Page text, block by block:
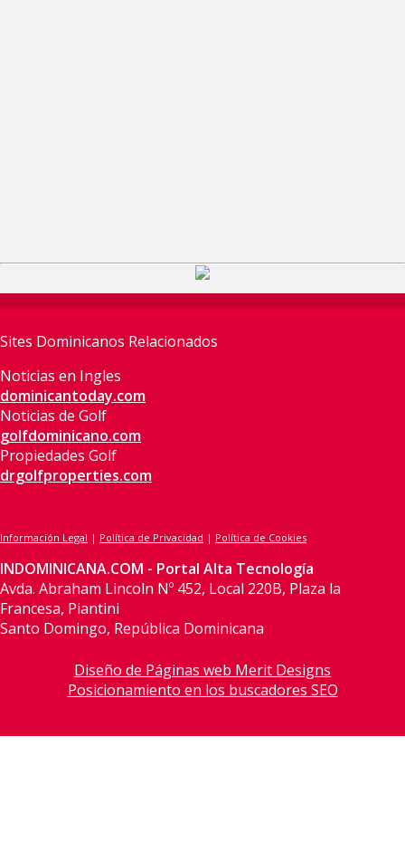
Sites Dominicanos Relacionados
Noticias en Ingles
dominicantoday.com
Noticias de Golf
golfdominicano.com
Propiedades Golf
drgolfproperties.com
Información Legal | Política de Privacidad | Política de Cookies
INDOMINICANA.COM - Portal Alta Tecnología
Avda. Abraham Lincoln Nº 452, Local 220B, Plaza la
Francesa, Piantini
Santo Domingo, República Dominicana
Diseño de Páginas web Merit Designs
Posicionamiento en los buscadores SEO